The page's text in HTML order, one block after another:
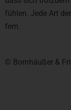
fühlen. Jede Art
fern.
© Bornhäußer &